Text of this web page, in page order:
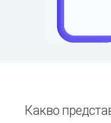
Какво